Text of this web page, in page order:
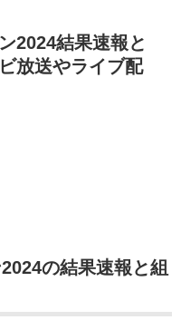
2024結果速報と
放送やライブ配
の結果速報と組